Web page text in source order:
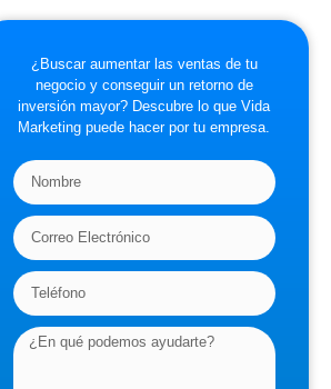
¿Buscar aumentar las ventas de tu
negocio y conseguir un retorno de
inversión mayor? Descubre lo que Vida
Marketing puede hacer por tu empresa.